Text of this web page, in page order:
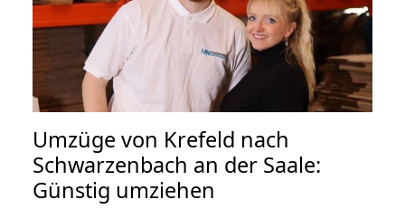
Umzüge von Krefeld nach
Schwarzenbach an der Saale:
Günstig umziehen